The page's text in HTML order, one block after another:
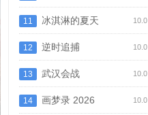
10.0
11 冰淇淋的夏天
10.0
12 逆时追捕
10.0
13 武汉会战
10.0
14 画梦录 2026